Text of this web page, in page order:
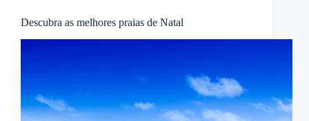
Descubra as melhores praias de Natal